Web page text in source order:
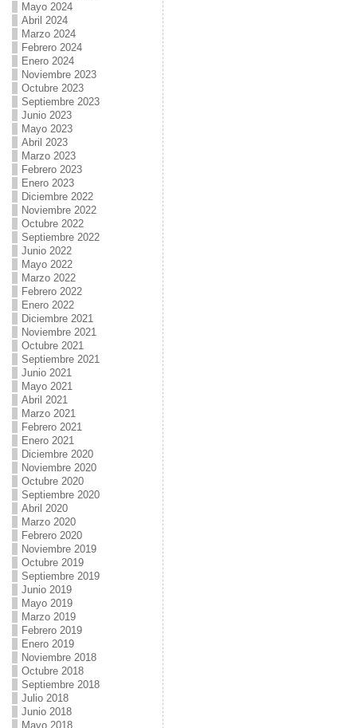
Mayo 2024
Abril 2024
Marzo 2024
Febrero 2024
Enero 2024
Noviembre 2023
Octubre 2023
Septiembre 2023
Junio 2023
Mayo 2023
Abril 2023
Marzo 2023
Febrero 2023
Enero 2023
Diciembre 2022
Noviembre 2022
Octubre 2022
Septiembre 2022
Junio 2022
Mayo 2022
Marzo 2022
Febrero 2022
Enero 2022
Diciembre 2021
Noviembre 2021
Octubre 2021
Septiembre 2021
Junio 2021
Mayo 2021
Abril 2021
Marzo 2021
Febrero 2021
Enero 2021
Diciembre 2020
Noviembre 2020
Octubre 2020
Septiembre 2020
Abril 2020
Marzo 2020
Febrero 2020
Noviembre 2019
Octubre 2019
Septiembre 2019
Junio 2019
Mayo 2019
Marzo 2019
Febrero 2019
Enero 2019
Noviembre 2018
Octubre 2018
Septiembre 2018
Julio 2018
Junio 2018
Mayo 2018